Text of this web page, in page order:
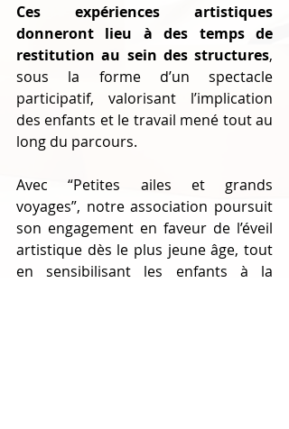
Ces expériences artistiques
donneront lieu à des temps de
restitution au sein des structures,
sous la forme d’un spectacle
participatif, valorisant l’implication
des enfants et le travail mené tout au
long du parcours.
Avec “Petites ailes et grands
voyages”, notre association poursuit
son engagement en faveur de l’éveil
artistique dès le plus jeune âge, tout
en sensibilisant les enfants à la